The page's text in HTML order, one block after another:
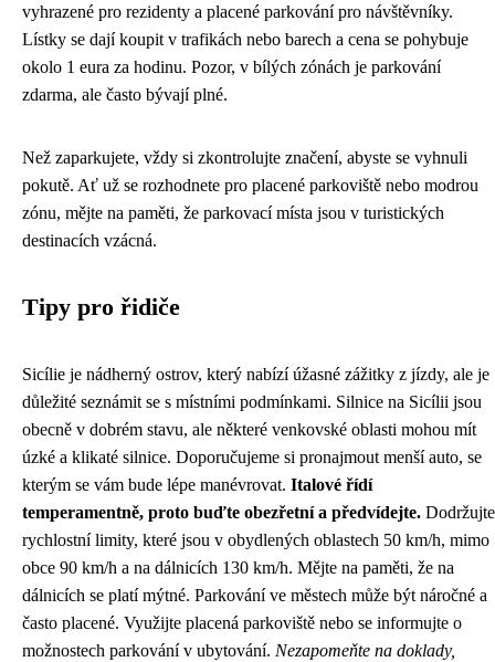
vyhrazené pro rezidenty a placené parkování pro návštěvníky.
Lístky se dají koupit v trafikách nebo barech a cena se pohybuje
okolo 1 eura za hodinu. Pozor, v bílých zónách je parkování
zdarma, ale často bývají plné.
Než zaparkujete, vždy si zkontrolujte značení, abyste se vyhnuli
pokutě. Ať už se rozhodnete pro placené parkoviště nebo modrou
zónu, mějte na paměti, že parkovací místa jsou v turistických
destinacích vzácná.
Tipy pro řidiče
Sicílie je nádherný ostrov, který nabízí úžasné zážitky z jízdy, ale je
důležité seznámit se s místními podmínkami. Silnice na Sicílii jsou
obecně v dobrém stavu, ale některé venkovské oblasti mohou mít
úzké a klikaté silnice. Doporučujeme si pronajmout menší auto, se
kterým se vám bude lépe manévrovat. Italové řídí
temperamentně, proto buďte obezřetní a předvídejte. Dodržujte
rychlostní limity, které jsou v obydlených oblastech 50 km/h, mimo
obce 90 km/h a na dálnicích 130 km/h. Mějte na paměti, že na
dálnicích se platí mýtné. Parkování ve městech může být náročné a
často placené. Využijte placená parkoviště nebo se informujte o
možnostech parkování v ubytování. Nezapomeňte na doklady,